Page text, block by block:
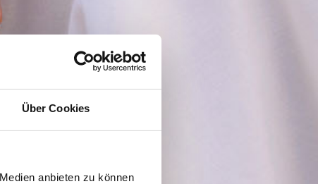
Über Cookies
anbieten zu können